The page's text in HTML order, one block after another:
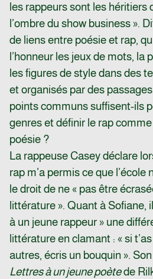
les rappeurs sont les héritiers
l’ombre du show business ».
de liens entre poésie et rap,
l’honneur les jeux de mots, la
les figures de style dans des
et organisés par des
points communs suffisent-ils
genres et définir le rap
poésie ?
La rappeuse Casey déclare
rap m’a permis ce que l’école
le droit de ne « pas être
littérature ». Quant à Sofiane,
à un jeune rappeur » une
littérature en clamant : « si
autres, écris un bouquin ».
Lettres à un jeune poètede